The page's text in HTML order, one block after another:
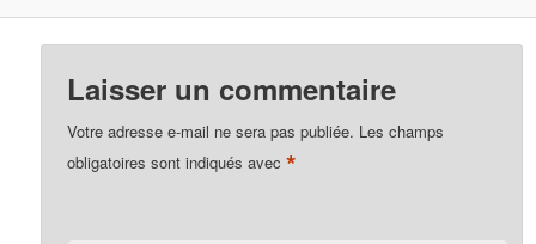
Laisser un commentaire
Votre adresse e-mail ne sera pas publiée. Les champs
obligatoires sont indiqués avec*